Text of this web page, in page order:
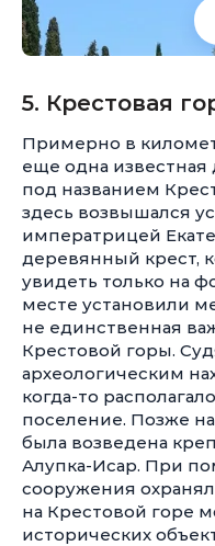
5. Крестовая
Примерно в
еще одна известная
под названием
здесь возвышался
императрицей
деревянный крест,
увидеть только на
месте установили
не единственная
Крестовой горы.
археологическим
когда-то
поселение. Позже
была возведена
Алупка-Исар. При
сооружения
на Крестовой горе
исторических